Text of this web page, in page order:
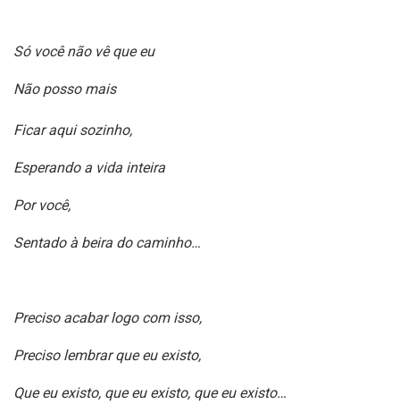
Só você não vê que eu
Não posso mais
Ficar aqui sozinho,
Esperando a vida inteira
Por você,
Sentado à beira do caminho…
Preciso acabar logo com isso,
Preciso lembrar que eu existo,
Que eu existo, que eu existo, que eu existo…